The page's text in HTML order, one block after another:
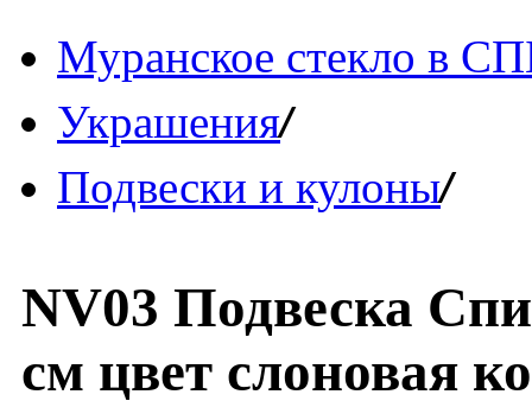
Муранское стекло в
Украшения/
Подвески и кулоны/
NV03 Подвеска
см цвет слоновая